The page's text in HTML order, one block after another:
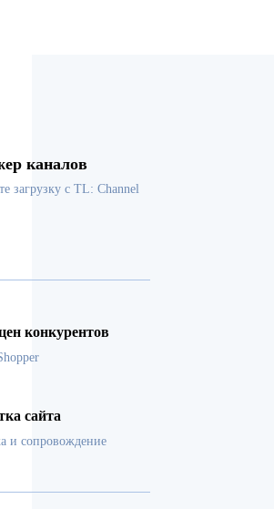
каналов
загрузку с TL: Channel
конкурентов
сайта
и сопровождение